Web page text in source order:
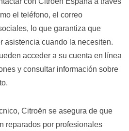
el teléfono, el correo
lo que garantiza que
asistencia cuando la necesiten.
acceder a su cuenta en línea
y consultar información sobre
Citroën se asegura de que
reparados por profesionales